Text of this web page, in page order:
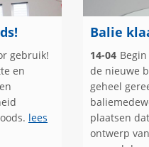
gebruik!
en
lees
Balie
14-04
de nieuwe
geheel
plaatsen
ontwerp